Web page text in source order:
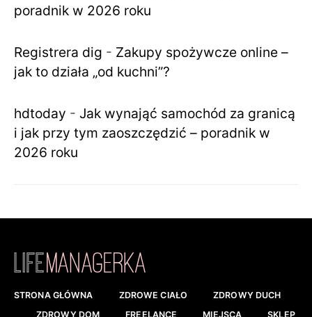
poradnik w 2026 roku
Registrera dig - Zakupy spożywcze online –
jak to działa „od kuchni”?
hdtoday - Jak wynająć samochód za granicą
i jak przy tym zaoszczędzić – poradnik w
2026 roku
STRONA GŁÓWNA ZDROWE CIAŁO
ZDROWY DUCH
ZDROWY DOM
FREELANCE MIEJSCA SKLEP